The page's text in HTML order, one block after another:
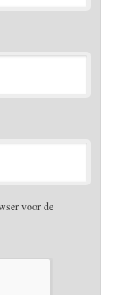
voor de